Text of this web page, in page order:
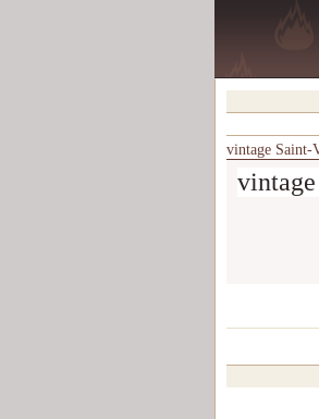
vintage Saint-